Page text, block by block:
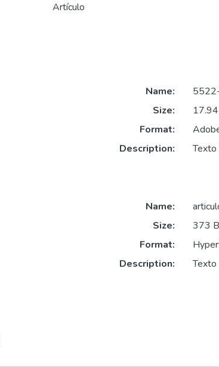
Artículo
Name:
Size:
Format:
Description:
Name:
Size:
373 B
Format:
Description: